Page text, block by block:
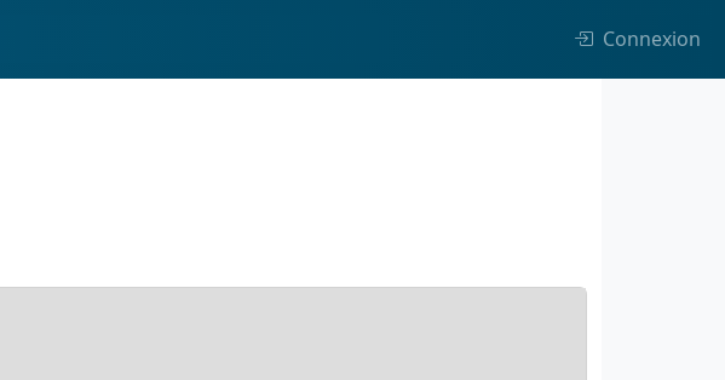
Connexion